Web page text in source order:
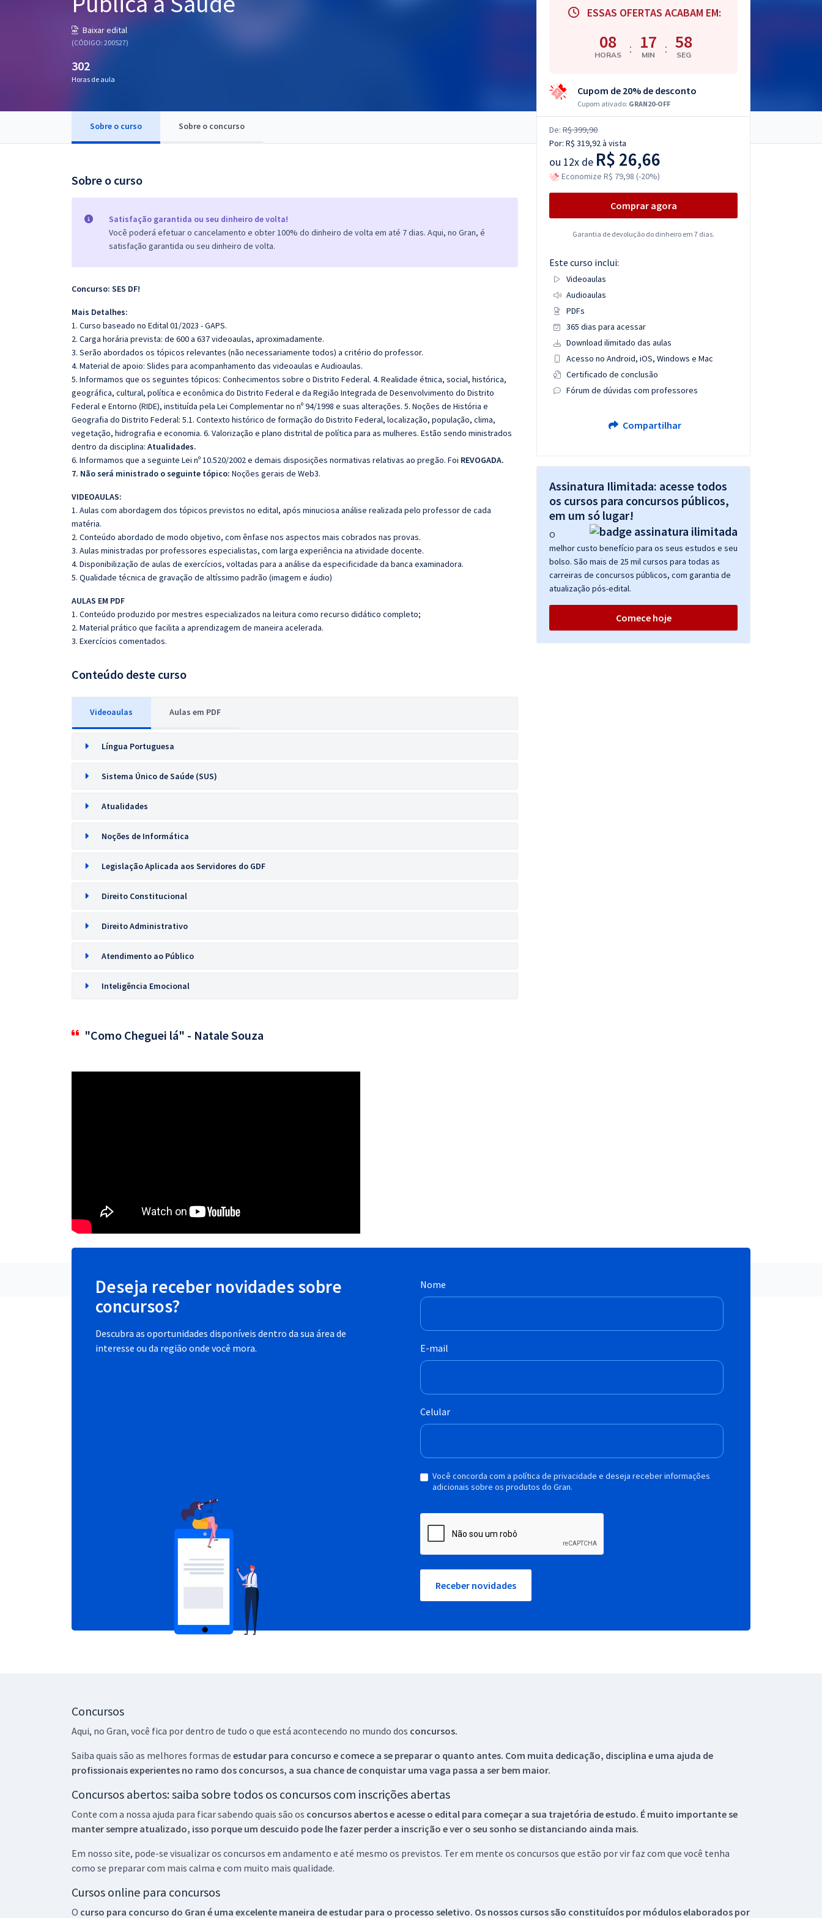
Baixar edital
(CÓDIGO: 200527)
302
Horas de aula
Sobre o curso Sobre o concurso
Sobre o curso
Satisfação garantida ou seu dinheiro de volta!
Você poderá efetuar o cancelamento e obter 100% do dinheiro de volta em até 7 dias. Aqui, no Gran, é
satisfação garantida ou seu dinheiro de volta.
Concurso: SES DF!
Mais Detalhes:
1. Curso baseado no Edital 01/2023 - GAPS.
2. Carga horária prevista: de 600 a 637 videoaulas, aproximadamente.
3. Serão abordados os tópicos relevantes (não necessariamente todos) a critério do professor.
4. Material de apoio: Slides para acompanhamento das videoaulas e Audioaulas.
5. Informamos que os seguintes tópicos: Conhecimentos sobre o Distrito Federal. 4. Realidade étnica, social, histórica,
geográfica, cultural, política e econômica do Distrito Federal e da Região Integrada de Desenvolvimento do Distrito
Federal e Entorno (RIDE), instituída pela Lei Complementar no nº 94/1998 e suas alterações. 5. Noções de História e
Geografia do Distrito Federal: 5.1. Contexto histórico de formação do Distrito Federal, localização, população, clima,
vegetação, hidrografia e economia. 6. Valorização e plano distrital de política para as mulheres. Estão sendo ministrados
dentro da disciplina: Atualidades.
6. Informamos que a seguinte Lei nº 10.520/2002 e demais disposições normativas relativas ao pregão. Foi REVOGADA.
7. Não será ministrado o seguinte tópico: Noções gerais de Web3.
VIDEOAULAS:
1. Aulas com abordagem dos tópicos previstos no edital, após minuciosa análise realizada pelo professor de cada
matéria.
2. Conteúdo abordado de modo objetivo, com ênfase nos aspectos mais cobrados nas provas.
3. Aulas ministradas por professores especialistas, com larga experiência na atividade docente.
4. Disponibilização de aulas de exercícios, voltadas para a análise da especificidade da banca examinadora.
5. Qualidade técnica de gravação de altíssimo padrão (imagem e áudio)
AULAS EM PDF
1. Conteúdo produzido por mestres especializados na leitura como recurso didático completo;
2. Material prático que facilita a aprendizagem de maneira acelerada.
3. Exercícios comentados.
Conteúdo deste curso
Videoaulas Aulas em PDF
Língua Portuguesa
Sistema Único de Saúde (SUS)
Atualidades
Noções de Informática
Legislação Aplicada aos Servidores do GDF
Direito Constitucional
Direito Administrativo
Atendimento ao Público
Inteligência Emocional
"Como Cheguei lá" - Natale Souza
ESSAS OFERTAS ACABAM EM:
08
HORAS : 17
MIN : 57
SEG
Cupom de 20% de desconto
Cupom ativado: GRAN20-OFF
De: R$ 399,90
Por: R$ 319,92à vista
ou 12x de R$ 26,66
Economize R$ 79,98 (-20%)
Comprar agora
Garantia de devolução do dinheiro em 7 dias.
Este curso inclui:
Videoaulas
Audioaulas
PDFs
365 dias para acessar
Download ilimitado das aulas
Acesso no Android, iOS, Windows e Mac
Certificado de conclusão
Fórum de dúvidas com professores
Compartilhar
Assinatura Ilimitada: acesse todos
os cursos para concursos públicos,
em um só lugar!
O
melhor custo benefício para os seus estudos e seu
bolso. São mais de 25 mil cursos para todas as
carreiras de concursos públicos, com garantia de
atualização pós-edital.
Comece hoje
Deseja receber novidades sobre
concursos?
Descubra as oportunidades disponíveis dentro da sua área de
interesse ou da região onde você mora.
Nome
E-mail
Celular
Você concorda com a política de privacidade e deseja receber informações
adicionais sobre os produtos do Gran.
Receber novidades
Concursos
Aqui, no Gran, você fica por dentro de tudo o que está acontecendo no mundo dos concursos.
Saiba quais são as melhores formas de estudar para concurso e comece a se preparar o quanto antes. Com muita dedicação, disciplina e uma ajuda de
profissionais experientes no ramo dos concursos, a sua chance de conquistar uma vaga passa a ser bem maior.
Concursos abertos: saiba sobre todos os concursos com inscrições abertas
Conte com a nossa ajuda para ficar sabendo quais são os concursos abertos e acesse o edital para começar a sua trajetória de estudo. É muito importante se
manter sempre atualizado, isso porque um descuido pode lhe fazer perder a inscrição e ver o seu sonho se distanciando ainda mais.
Em nosso site, pode-se visualizar os concursos em andamento e até mesmo os previstos. Ter em mente os concursos que estão por vir faz com que você tenha
como se preparar com mais calma e com muito mais qualidade.
Cursos online para concursos
O curso para concurso do Gran é uma excelente maneira de estudar para o processo seletivo. Os nossos cursos são constituídos por módulos elaborados por